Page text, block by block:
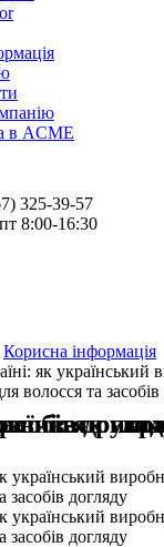
в ACME
325-39-57
8:00-16:30
Корисна інформація
як український
волосся та засобів
ринок фарб для волосся та засобів
український
засобів догляду
український
засобів догляду